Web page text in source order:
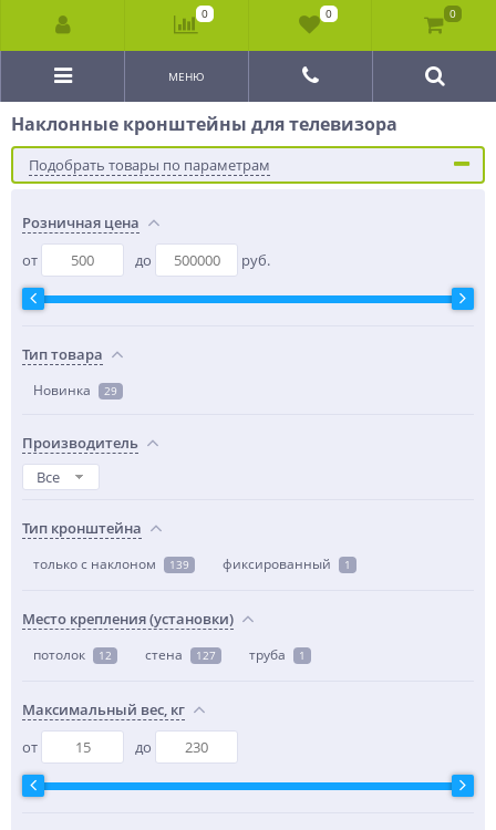
МЕНЮ
Наклонные кронштейны для телевизора
Подобрать товары по параметрам
Розничная цена
от
до руб.
Тип товара
Новинка 29
Производитель
Все
Тип кронштейна
только с наклоном 139 фиксированный 1
Место крепления (установки)
потолок 12 стена 127 труба 1
Максимальный вес, кг
от
до
0 0 0